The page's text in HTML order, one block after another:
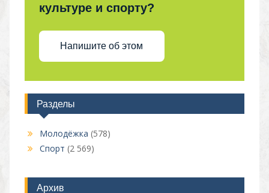
культуре и спорту?
Напишите об этом
Разделы
Молодёжка (578)
Спорт (2 569)
Архив